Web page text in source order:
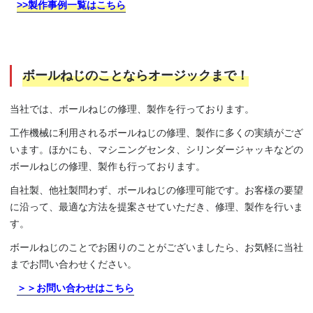
>>製作事例一覧はこちら
ボールねじのことならオージックまで！
当社では、ボールねじの修理、製作を行っております。
工作機械に利用されるボールねじの修理、製作に多くの実績がござ
います。ほかにも、マシニングセンタ、シリンダージャッキなどの
ボールねじの修理、製作も行っております。
自社製、他社製問わず、ボールねじの修理可能です。お客様の要望
に沿って、最適な方法を提案させていただき、修理、製作を行いま
す。
ボールねじのことでお困りのことがございましたら、お気軽に当社
までお問い合わせください。
＞＞お問い合わせはこちら